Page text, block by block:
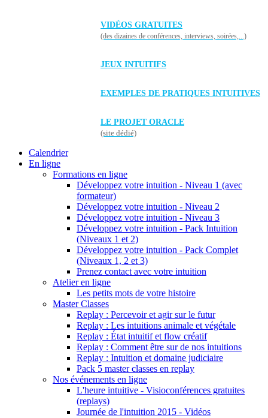
VIDÉOS GRATUITES
(des dizaines de conférences, interviews, soirées,...)
JEUX INTUITIFS
EXEMPLES DE PRATIQUES INTUITIVES
LE PROJET ORACLE
(site dédié)
Calendrier
En ligne
Formations en ligne
Développez votre intuition - Niveau 1 (avec
formateur)
Développez votre intuition - Niveau 2
Développez votre intuition - Niveau 3
Développez votre intuition - Pack Intuition
(Niveaux 1 et 2)
Développez votre intuition - Pack Complet
(Niveaux 1, 2 et 3)
Prenez contact avec votre intuition
Atelier en ligne
Les petits mots de votre histoire
Master Classes
Replay : Percevoir et agir sur le futur
Replay : Les intuitions animale et végétale
Replay : État intuitif et flow créatif
Replay : Comment être sur de nos intuitions
Replay : Intuition et domaine judiciaire
Pack 5 master classes en replay
Nos événements en ligne
L'heure intuitive - Visioconférences gratuites
(replays)
Journée de l'intuition 2015 - Vidéos